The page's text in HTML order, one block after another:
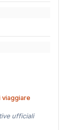
ufficiali